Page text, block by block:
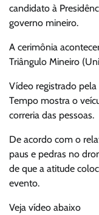
candidato à
governo mineiro.
A cerimônia
Triângulo Mineiro
Vídeo registrado
Tempo mostra o
correria das pessoas.
De acordo com o
paus e pedras no
de que a atitude
evento.
Veja vídeo abaixo